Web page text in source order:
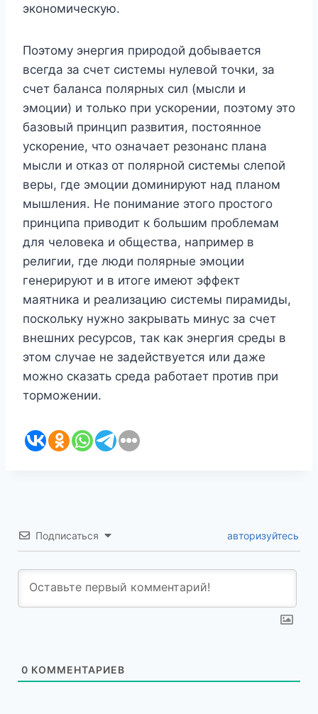
экономическую.
Поэтому энергия природой добывается
всегда за счет системы нулевой точки, за
счет баланса полярных сил (мысли и
эмоции) и только при ускорении, поэтому это
базовый принцип развития, постоянное
ускорение, что означает резонанс плана
мысли и отказ от полярной системы слепой
веры, где эмоции доминируют над планом
мышления. Не понимание этого простого
принципа приводит к большим проблемам
для человека и общества, например в
религии, где люди полярные эмоции
генерируют и в итоге имеют эффект
маятника и реализацию системы пирамиды,
поскольку нужно закрывать минус за счет
внешних ресурсов, так как энергия среды в
этом случае не задействуется или даже
можно сказать среда работает против при
торможении.
Подписаться авторизуйтесь
0 КОММЕНТАРИЕВ